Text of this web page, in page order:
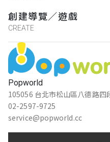
Popworld
105056 台北市松山區八德路四
02-2597-9725
service@popworld.cc
創建導覽／遊戲
CREATE